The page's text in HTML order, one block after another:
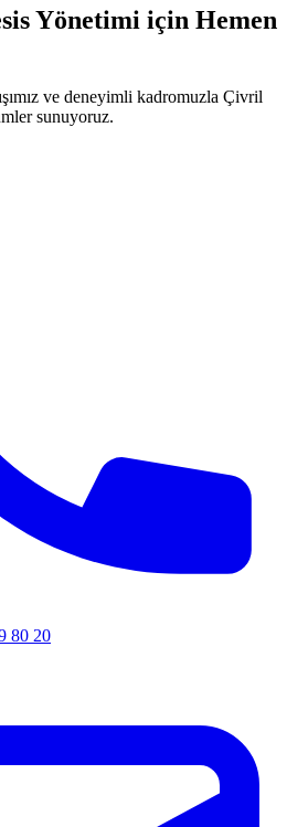
Yönetimi için Hemen
ve deneyimli kadromuzla Çivril
sunuyoruz.
80 20